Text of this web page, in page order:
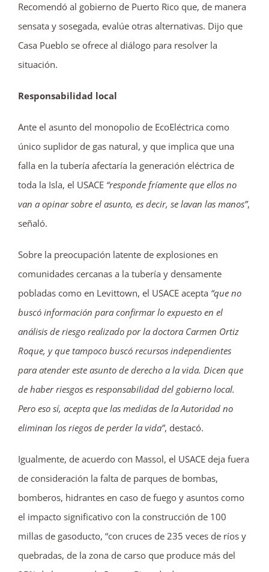
Recomendó al gobierno de Puerto Rico que, de manera
sensata y sosegada, evalúe otras alternativas. Dijo que
Casa Pueblo se ofrece al diálogo para resolver la
situación.
Responsabilidad local
Ante el asunto del monopolio de EcoEléctrica como
único suplidor de gas natural, y que implica que una
falla en la tubería afectaría la generación eléctrica de
toda la Isla, el USACE “responde fríamente que ellos no
van a opinar sobre el asunto, es decir, se lavan las manos”,
señaló.
Sobre la preocupación latente de explosiones en
comunidades cercanas a la tubería y densamente
pobladas como en Levittown, el USACE acepta “que no
buscó información para confirmar lo expuesto en el
análisis de riesgo realizado por la doctora Carmen Ortiz
Roque, y que tampoco buscó recursos independientes
para atender este asunto de derecho a la vida. Dicen que
de haber riesgos es responsabilidad del gobierno local.
Pero eso sí, acepta que las medidas de la Autoridad no
eliminan los riegos de perder la vida”, destacó.
Igualmente, de acuerdo con Massol, el USACE deja fuera
de consideración la falta de parques de bombas,
bomberos, hidrantes en caso de fuego y asuntos como
el impacto significativo con la construcción de 100
millas de gasoducto, “con cruces de 235 veces de ríos y
quebradas, de la zona de carso que produce más del